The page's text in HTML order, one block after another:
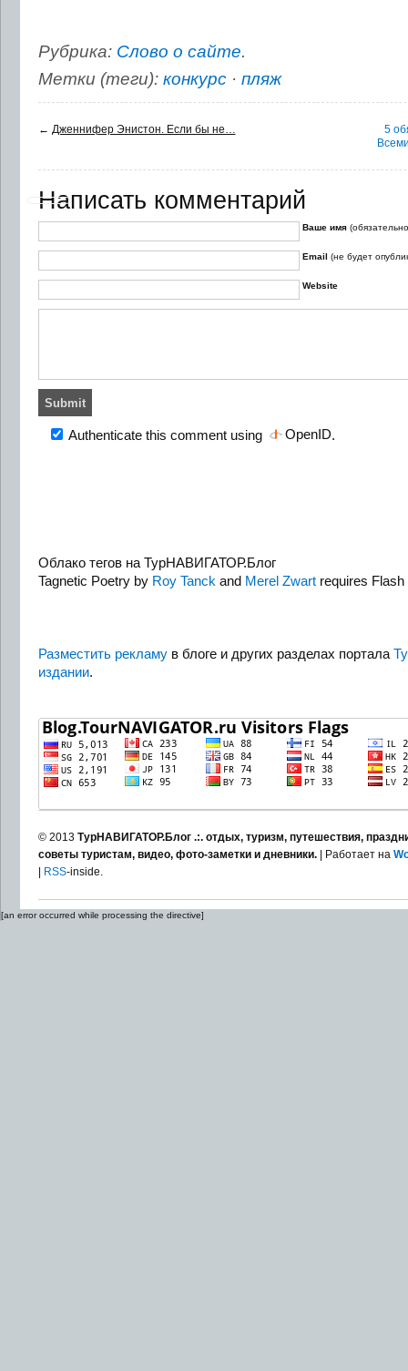
Рубрика: Слово о сайте.
Метки (теги): конкурс· пляж
← Дженнифер Энистон. Если бы не…
5
Написать комментарий
Ваше имя
Email (не будет
Website
Authenticate this comment using OpenID.
Облако тегов на ТурНАВИГАТОР.Блог
Tagnetic Poetry by Roy Tanckand Merel Zwartrequires Flash
Разместить рекламув блоге и других разделах портала
издании.
© 2013 ТурНАВИГАТОР.Блог .:. отдых, туризм, путешествия,
советы туристам, видео, фото-заметки и дневники.| Работает на
RSS-inside.
[an error occurred while processing the directive]